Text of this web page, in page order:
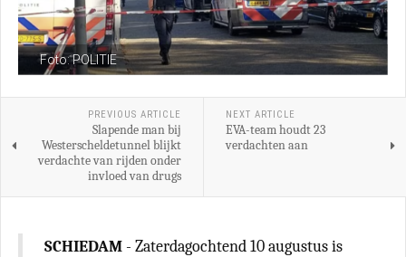
Foto: POLITIE
PREVIOUS ARTICLE
Slapende man bij
Westerscheldetunnel blijkt
verdachte van rijden onder
invloed van drugs
NEXT ARTICLE
EVA-team houdt 23
verdachten aan
SCHIEDAM - Zaterdagochtend 10 augustus is